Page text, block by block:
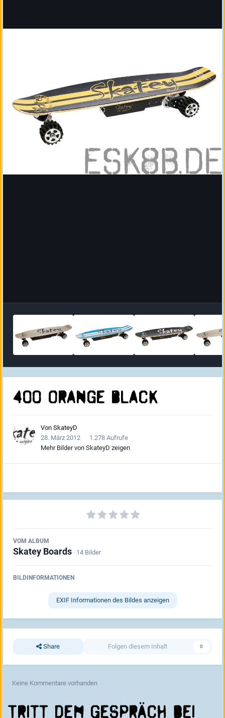
400 Orange Black
Von SkateyD
28. März 2012
1.278 Aufrufe
Mehr Bilder von SkateyD zeigen
VOM ALBUM
Skatey Boards · 14 Bilder
BILDINFORMATIONEN
EXIF Informationen des Bildes anzeigen
Share Folgen diesem Inhalt 0
Keine Kommentare vorhanden
Tritt dem Gespräch bei